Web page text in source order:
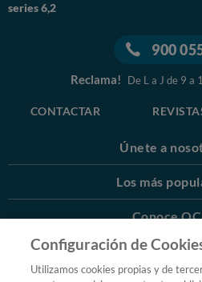
series 6,2
900
Reclama! De L a J de 9 a
CONTACTAR
Únete a
Los más
Conoce
Más
Configuración de
Utilizamos cookies propias y de